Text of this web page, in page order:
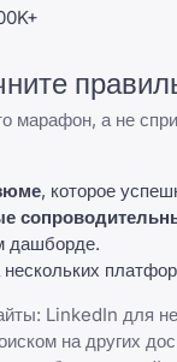
марафон, а не
, которое
дашборде.
нескольких
LinkedIn для
на других